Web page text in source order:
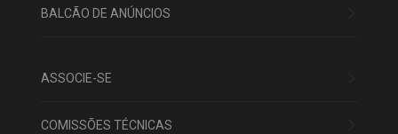
BALCÃO DE ANÚNCIOS
ASSOCIE-SE
COMISSÕES TÉCNICAS